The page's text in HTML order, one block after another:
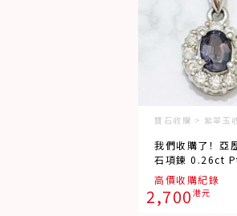
寶石收購 > 紫翠玉
我們收購了！亞
石項鍊 0.26ct
高價收購紀錄
2,700港元